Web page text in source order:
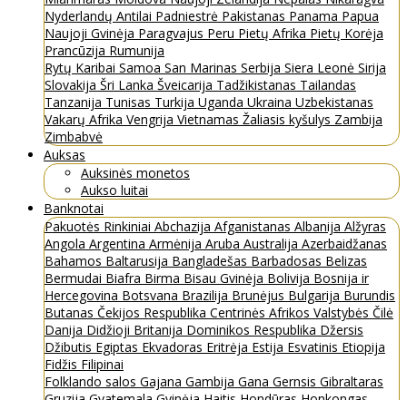
Nyderlandų Antilai Padniestrė Pakistanas Panama Papua
Naujoji Gvinėja Paragvajus Peru Pietų Afrika Pietų Korėja
Prancūzija Rumunija
Rytų Karibai Samoa San Marinas Serbija Siera Leonė Sirija
Slovakija Šri Lanka Šveicarija Tadžikistanas Tailandas
Tanzanija Tunisas Turkija Uganda Ukraina Uzbekistanas
Vakarų Afrika Vengrija Vietnamas Žaliasis kyšulys Zambija
Zimbabvė
Auksas
Auksinės monetos
Aukso luitai
Banknotai
Pakuotės Rinkiniai Abchazija Afganistanas Albanija Alžyras
Angola Argentina Armėnija Aruba Australija Azerbaidžanas
Bahamos Baltarusija Bangladešas Barbadosas Belizas
Bermudai Biafra Birma Bisau Gvinėja Bolivija Bosnija ir
Hercegovina Botsvana Brazilija Brunėjus Bulgarija Burundis
Butanas Čekijos Respublika Centrinės Afrikos Valstybės Čilė
Danija Didžioji Britanija Dominikos Respublika Džersis
Džibutis Egiptas Ekvadoras Eritrėja Estija Esvatinis Etiopija
Fidžis Filipinai
Folklando salos Gajana Gambija Gana Gernsis Gibraltaras